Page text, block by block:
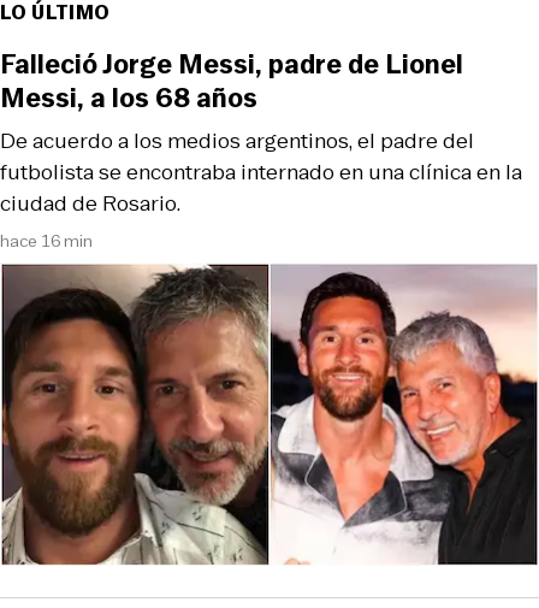
LO ÚLTIMO
hace 16 min
De acuerdo a los medios argentinos, el padre del
futbolista se encontraba internado en una clínica en la
ciudad de Rosario.
Falleció Jorge Messi, padre de Lionel
Messi, a los 68 años